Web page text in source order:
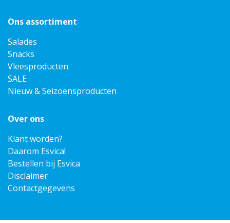
Ons assortiment
Salades
Snacks
Vleesproducten
SALE
Nieuw & Seizoensproducten
Over ons
Klant worden?
Daarom Esvica!
Bestellen bij Esvica
Disclaimer
Contactgegevens